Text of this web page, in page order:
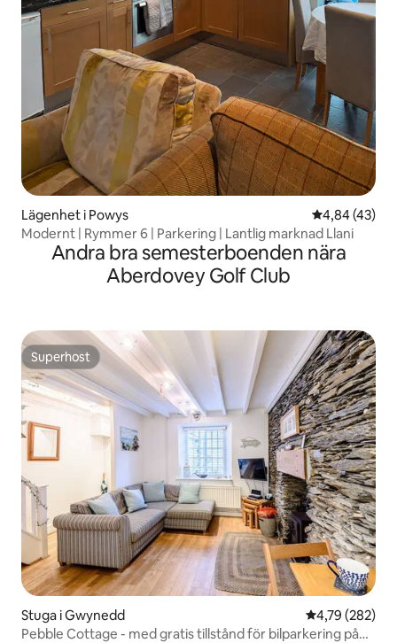
Lägenhet i Powys 4,84 av 5 i
4,84 (43)
Modernt | Rymmer 6 | Parkering | Lantlig marknad Llani
Andra bra semesterboenden nära
Aberdovey Golf Club
Superhost
Superhost
Stuga i Gwynedd 4,79 av 5 i
4,79 (282)
Pebble Cottage - med gratis tillstånd för bilparkering på